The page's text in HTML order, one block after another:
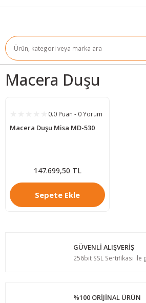
Macera Duşu
0.0 Puan - 0 Yorum
Macera Duşu Misa MD-530
147.699,50 TL
Sepete Ekle
GÜVENLİ ALIŞVERİŞ
256bit SSL Sertifikası ile
%100 ORİJİNAL ÜRÜN